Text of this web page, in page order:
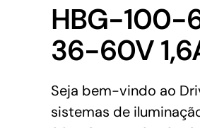
HBG-100-
36-60V
Seja bem-vindo ao
sistemas de